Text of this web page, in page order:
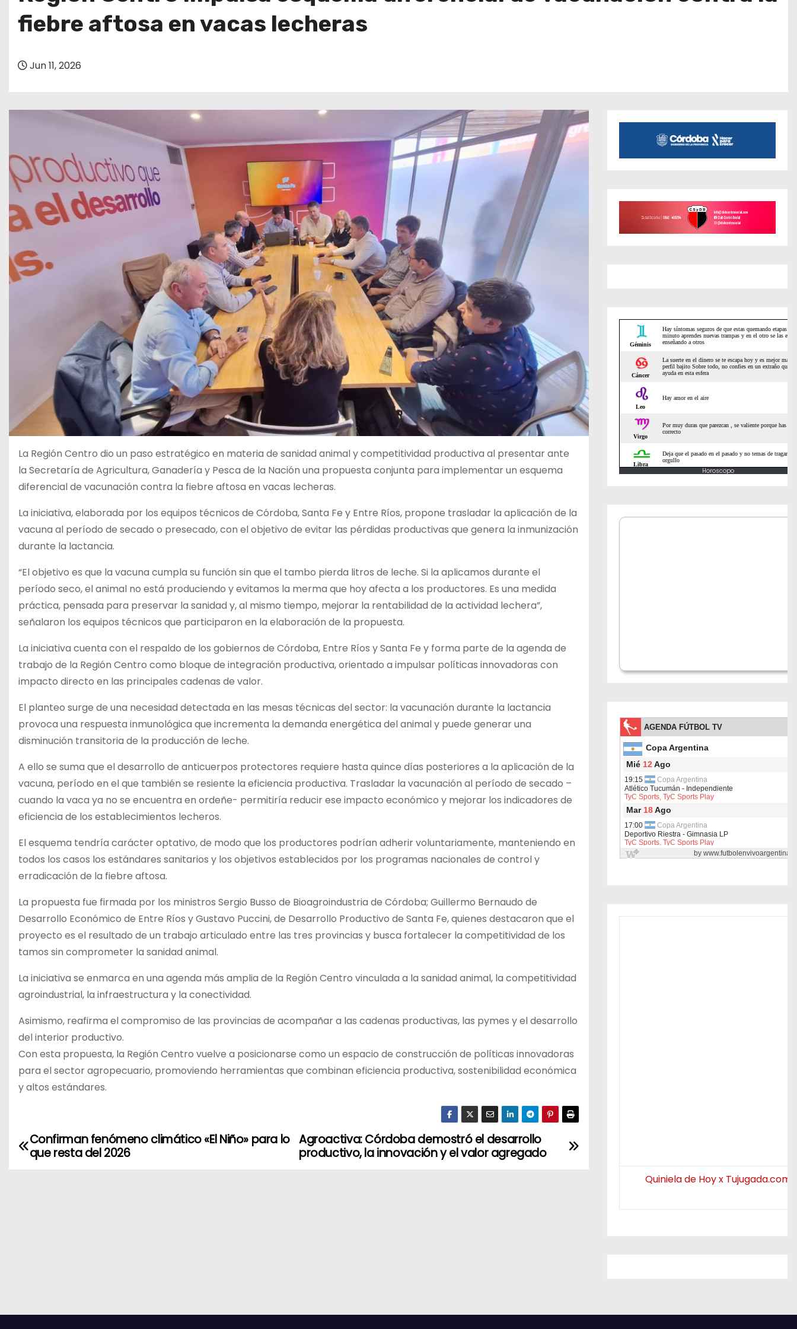
fiebre aftosa en vacas lecheras
Jun 11, 2026
La Región Centro dio un paso estratégico en materia de sanidad animal y competitividad productiva al presentar ante
la Secretaría de Agricultura, Ganadería y Pesca de la Nación una propuesta conjunta para implementar un esquema
diferencial de vacunación contra la fiebre aftosa en vacas lecheras.
La iniciativa, elaborada por los equipos técnicos de Córdoba, Santa Fe y Entre Ríos, propone trasladar la aplicación de la
vacuna al período de secado o presecado, con el objetivo de evitar las pérdidas productivas que genera la inmunización
durante la lactancia.
“El objetivo es que la vacuna cumpla su función sin que el tambo pierda litros de leche. Si la aplicamos durante el
período seco, el animal no está produciendo y evitamos la merma que hoy afecta a los productores. Es una medida
práctica, pensada para preservar la sanidad y, al mismo tiempo, mejorar la rentabilidad de la actividad lechera”,
señalaron los equipos técnicos que participaron en la elaboración de la propuesta.
La iniciativa cuenta con el respaldo de los gobiernos de Córdoba, Entre Ríos y Santa Fe y forma parte de la agenda de
trabajo de la Región Centro como bloque de integración productiva, orientado a impulsar políticas innovadoras con
impacto directo en las principales cadenas de valor.
El planteo surge de una necesidad detectada en las mesas técnicas del sector: la vacunación durante la lactancia
provoca una respuesta inmunológica que incrementa la demanda energética del animal y puede generar una
disminución transitoria de la producción de leche.
A ello se suma que el desarrollo de anticuerpos protectores requiere hasta quince días posteriores a la aplicación de la
vacuna, período en el que también se resiente la eficiencia productiva. Trasladar la vacunación al período de secado –
cuando la vaca ya no se encuentra en ordeñe- permitiría reducir ese impacto económico y mejorar los indicadores de
eficiencia de los establecimientos lecheros.
El esquema tendría carácter optativo, de modo que los productores podrían adherir voluntariamente, manteniendo en
todos los casos los estándares sanitarios y los objetivos establecidos por los programas nacionales de control y
erradicación de la fiebre aftosa.
La propuesta fue firmada por los ministros Sergio Busso de Bioagroindustria de Córdoba; Guillermo Bernaudo de
Desarrollo Económico de Entre Ríos y Gustavo Puccini, de Desarrollo Productivo de Santa Fe, quienes destacaron que el
proyecto es el resultado de un trabajo articulado entre las tres provincias y busca fortalecer la competitividad de los
tamos sin comprometer la sanidad animal.
La iniciativa se enmarca en una agenda más amplia de la Región Centro vinculada a la sanidad animal, la competitividad
agroindustrial, la infraestructura y la conectividad.
Asimismo, reafirma el compromiso de las provincias de acompañar a las cadenas productivas, las pymes y el desarrollo
del interior productivo.
Con esta propuesta, la Región Centro vuelve a posicionarse como un espacio de construcción de políticas innovadoras
para el sector agropecuario, promoviendo herramientas que combinan eficiencia productiva, sostenibilidad económica
y altos estándares.
N
i
Agroactiva: Córdoba demostró el desarrollo
productivo, la innovación y el valor agregado
Confirman fenómeno climático «El Niño» para lo
que resta del 2026
Horoscopo
Quiniela de Hoy x